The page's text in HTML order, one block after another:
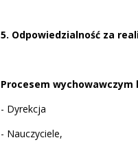
5. Odpowiedzialność za
Procesem wychowawczym
- Dyrekcja
- Nauczyciele,